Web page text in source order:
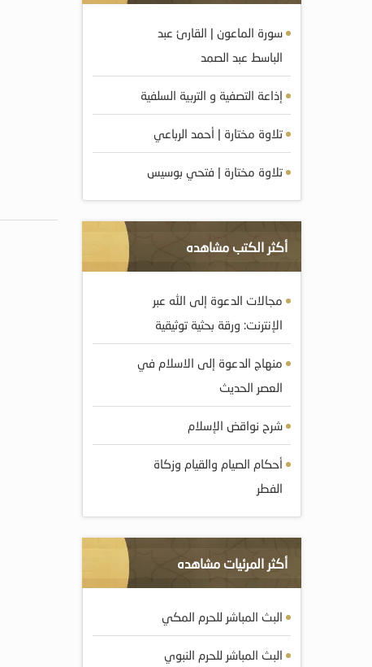
سورة الماعون | القارئ عبد
الباسط عبد الصمد
إذاعة التصفية و التربية السلفية
تلاوة مختارة | أحمد الرباعي
تلاوة مختارة | فتحي بوسيس
أكثر الكتب مشاهده
مجالات الدعوة إلى الله عبر
الإنترنت: ورقة بحثية توثيقية
منهاج الدعوة إلى الاسلام في
العصر الحديث
شرح نواقض الإسلام
أحكام الصيام والقيام وزكاة
الفطر
أكثر المرئيات مشاهده
البث المباشر للحرم المكي
البث المباشر للحرم النبوي